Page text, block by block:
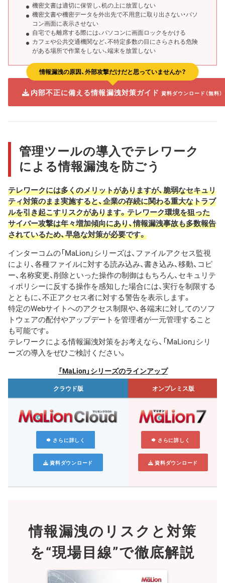
機密文書は適切に保管し、机の上に放置しない
機密文書や機密データを外出先で不用意に取り出さない・パソ
コン画面に表示させない
自宅でも離席する際には、パソコンに画面ロックをかける
カフェや公共交通機関など、不特定多数の目にさらされる危険
がある場所で作業をしない、端末を放置しない
情報漏洩の原因、外部攻撃だけだと思っていませんか？
内部不正に備える情報漏洩対策ガイド 資料ダウンロード（無料）
管理ツールの導入でテレワーク
による情報漏洩を防ごう
テレワークには多くのメリットがありますが、脆弱なセキュリ
ティ対策のまま実施すると、企業の存続に関わる重大なトラブ
ルを引き起こすリスクがあります。テレワーク環境を狙った
サイバー攻撃は年々増加傾向にあり、情報漏洩事故も多数報告
されているため、早急な対策が必要です。
インターコムの「MaLion」シリーズは、ファイルアクセス監視
により、各種ファイルに対する読み込み、書き込み、移動、コピ
ー、名称変更、削除といった操作の制御はもちろん、セキュリテ
ィポリシーに反する操作を感知した場合には、実行を制限する
とともに、不正アクセス者に対する警告を表示します。
特定のWebサイトへのアクセス制限や、各端末に対してのソフ
トウェアの配付やアップデートを管理者が一元管理すること
も可能です。
テレワークによる情報漏洩対策をお考えなら、「MaLion」シリ
ーズの導入をぜひご検討ください。
「MaLion」シリーズのラインアップ
クラウド版 オンプレミス版
さらに詳しく
資料ダウンロード
さらに詳しく
資料ダウンロード
情報漏洩のリスクと対策
を“現場目線”で徹底解説